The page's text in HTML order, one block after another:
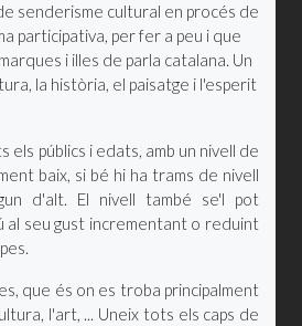
senderisme cultural en procés de
participativa, per fer a peu i que
i illes de parla catalana. Un
la història, el paisatge i l'esperit
els públics i edats, amb un nivell de
baix, si bé hi ha trams de nivell
d'alt. El nivell també se'l pot
al seu gust incrementant o reduint
que és on es troba principalment
l'art, ... Uneix tots els caps de